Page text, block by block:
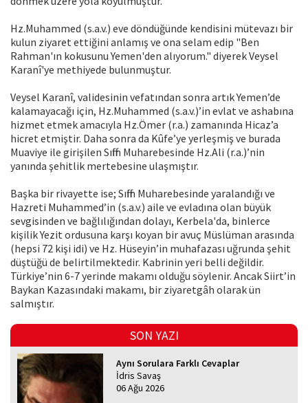
Hz.Muhammed (s.a.v.) eve döndüğünde kendisini mütevazı bir
kulun ziyaret ettiğini anlamış ve ona selam edip "Ben
Rahman'ın kokusunu Yemen'den alıyorum." diyerek Veysel
Karanî'ye methiyede bulunmuştur.
Veysel Karanî, validesinin vefatından sonra artık Yemen’de
kalamayacağı için, Hz.Muhammed (s.a.v.)’in evlat ve ashabına
hizmet etmek amacıyla Hz.Ömer (r.a.) zamanında Hicaz’a
hicret etmiştir. Daha sonra da Kûfe’ye yerleşmiş ve burada
Muaviye ile girişilen Sıffin Muharebesinde Hz.Ali (r.a.)’nin
yanında şehitlik mertebesine ulaşmıştır.
Başka bir rivayette ise; Sıffin Muharebesinde yaralandığı ve
Hazreti Muhammed’in (s.a.v.) aile ve evladına olan büyük
sevgisinden ve bağlılığından dolayı, Kerbela'da, binlerce
kişilik Yezit ordusuna karşı koyan bir avuç Müslüman arasında
(hepsi 72 kişi idi) ve Hz. Hüseyin’in muhafazası uğrunda şehit
düştüğü de belirtilmektedir. Kabrinin yeri belli değildir.
Türkiye’nin 6-7 yerinde makamı olduğu söylenir. Ancak Siirt’in
Baykan Kazasındaki makamı, bir ziyaretgâh olarak ün
salmıştır.
SON YAZI
Aynı Sorulara Farklı Cevaplar
İdris Savaş
06 Ağu 2026